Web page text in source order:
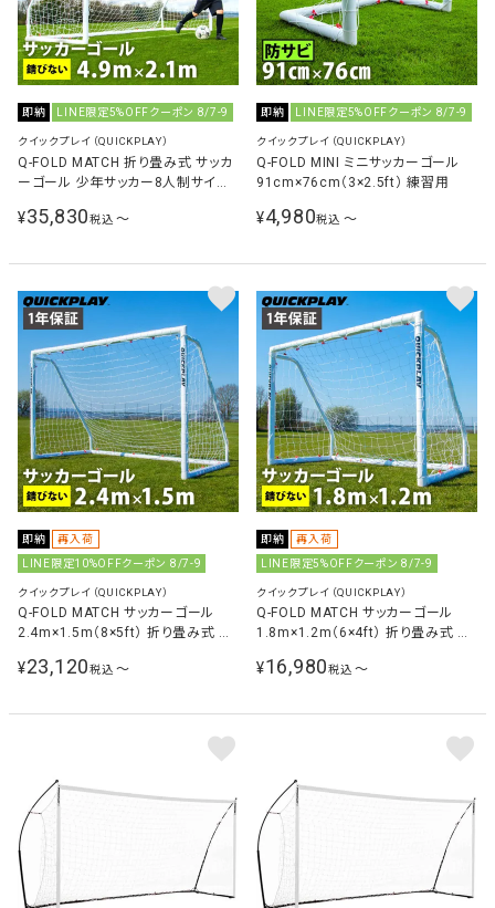
即納 LINE限定5%OFFクーポン 8/7-9
クイックプレイ（QUICKPLAY）
Q-FOLD MATCH 折り畳み式 サッカ
ーゴール 少年サッカー8人制サイズ
用
¥35,830税込 〜
即納 LINE限定5%OFFクーポン 8/7-9
クイックプレイ（QUICKPLAY）
Q-FOLD MINI ミニサッカーゴール
91cm×76cm（3×2.5ft） 練習用
¥4,980税込 〜
即納 再入荷
LINE限定10%OFFクーポン 8/7-9
クイックプレイ（QUICKPLAY）
Q-FOLD MATCH サッカーゴール
2.4m×1.5m（8×5ft） 折り畳み式 試
¥23,120税込 〜
即納 再入荷
LINE限定5%OFFクーポン 8/7-9
クイックプレイ（QUICKPLAY）
Q-FOLD MATCH サッカーゴール
1.8m×1.2m（6×4ft） 折り畳み式 試
¥16,980税込 〜